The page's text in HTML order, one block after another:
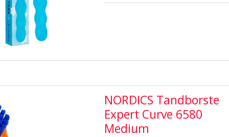
NORDICS Tandborste
Expert Curve 6580
Medium